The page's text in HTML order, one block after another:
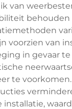
voorzien van
in gevaar
te